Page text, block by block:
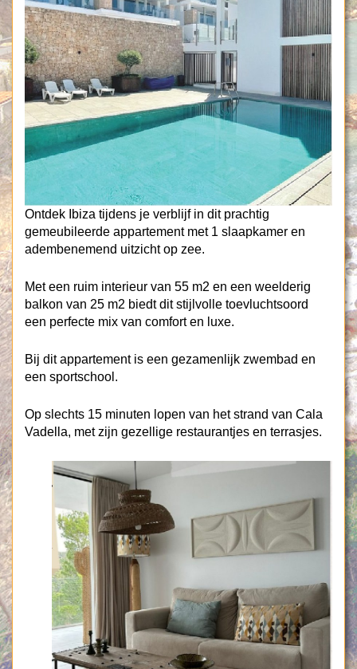
Ontdek Ibiza tijdens je verblijf in dit prachtig
gemeubileerde appartement met 1 slaapkamer en
adembenemend uitzicht op zee.
Met een ruim interieur van 55 m2 en een weelderig
balkon van 25 m2 biedt dit stijlvolle toevluchtsoord
een perfecte mix van comfort en luxe.
Bij dit appartement is een gezamenlijk zwembad en
een sportschool.
Op slechts 15 minuten lopen van het strand van Cala
Vadella, met zijn gezellige restaurantjes en terrasjes.